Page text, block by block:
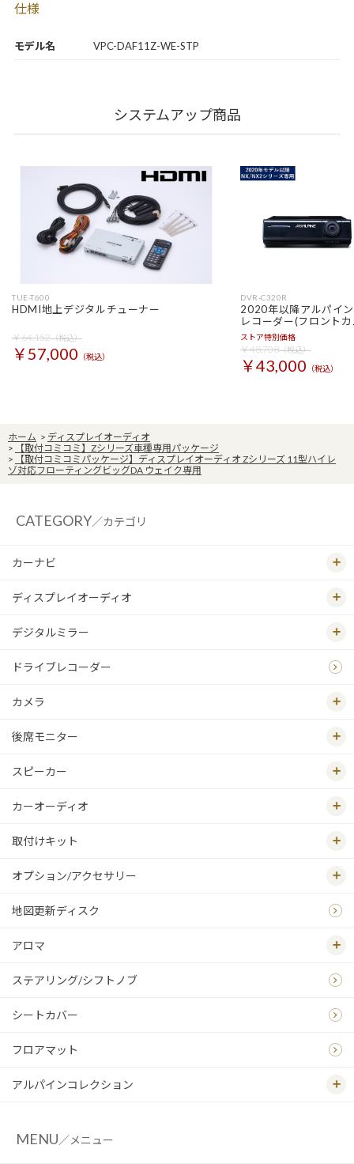
モデル名 VPC-DAF11Z-WE-STP
仕様
システムアップ商品
TUE-T600
HDMI地上デジタルチューナー
￥64,152（税込）
￥57,000 （税込）
DVR-C320R
2020年以降アルパイ
レコーダー(フロント
ストア特別価格
￥48,708（税込）
￥43,000 （税込）
ホーム > ディスプレイオーディオ
>
【取付コミコミ】Zシリーズ車種専用パッケージ
>
【取付コミコミパッケージ】ディスプレイオーディオ Zシリーズ 11型ハイレ
ゾ対応フローティングビッグDA ウェイク専用
CATEGORY／カテゴリ
カーナビ
ディスプレイオーディオ
デジタルミラー
ドライブレコーダー
カメラ
後席モニター
スピーカー
カーオーディオ
取付けキット
オプション/アクセサリー
地図更新ディスク
アロマ
ステアリング/シフトノブ
シートカバー
フロアマット
アルパインコレクション
MENU／メニュー